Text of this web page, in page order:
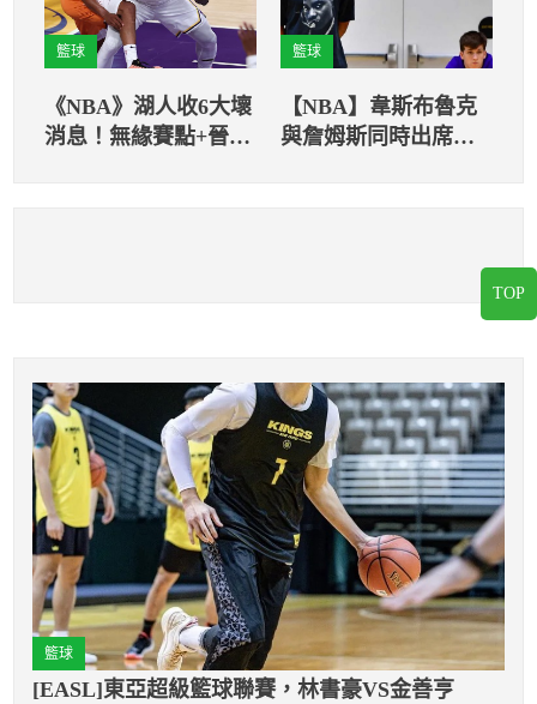
籃球
《NBA》湖人收6大壞
消息！無緣賽點+晉級
籃球
【NBA】韋斯布魯克
與詹姆斯同時出席夏
籃球
[EASL]東亞超級籃球聯賽，林書豪VS金善亨
TOP